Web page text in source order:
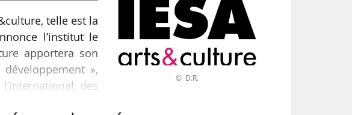
telle est la
l’institut le
apportera son
»,
des
© D.R.